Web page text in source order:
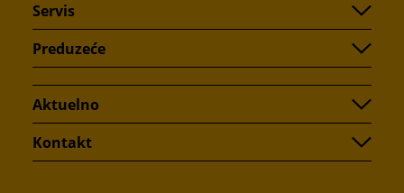
Servis
Preduzeće
Aktuelno
Kontakt